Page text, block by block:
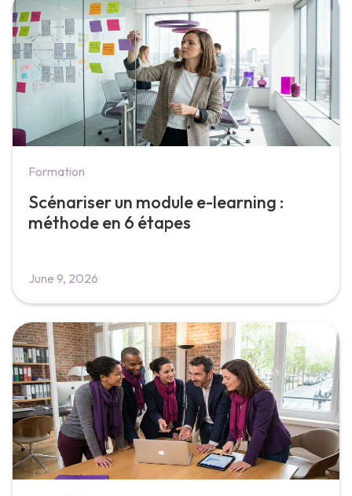
Formation
Scénariser un module e-learning :
méthode en 6 étapes
June 9, 2026